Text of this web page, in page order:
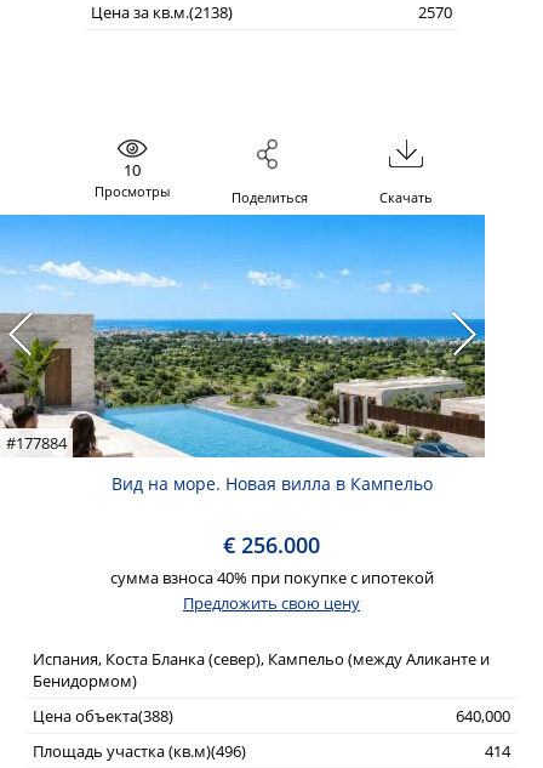
Цена за кв.м.(2138)
2570
10
Просмотры Поделиться Скачать
#177884
Вид на море. Новая вилла в Кампельо
€ 256.000
сумма взноса 40% при покупке с ипотекой
Предложить свою цену
Испания, Коста Бланка (север), Кампельо (между Аликанте и
Бенидормом)
Цена объекта(388)
640,000
Площадь участка (кв.м)(496)
414